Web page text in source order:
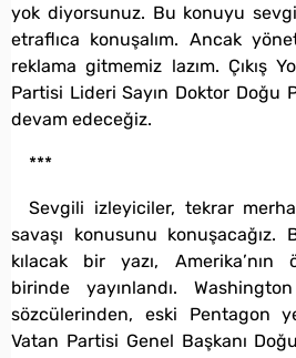
yok diyorsunuz. Bu konuyu
etraflıca konuşalım. Ancak
reklama gitmemiz lazım. Çıkış
Partisi Lideri Sayın Doktor Doğu
devam edeceğiz.
***
Sevgili izleyiciler, tekrar
savaşı konusunu konuşacağız.
kılacak bir yazı, Amerika’nın
birinde yayınlandı.
sözcülerinden, eski Pentagon
Vatan Partisi Genel Başkanı